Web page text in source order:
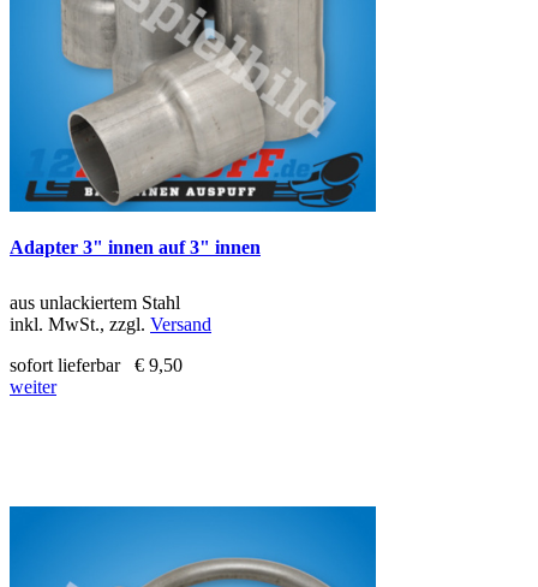
Adapter 3" innen auf 3" innen
aus unlackiertem Stahl
inkl. MwSt., zzgl. Versand
sofort lieferbar
€ 9,50
weiter